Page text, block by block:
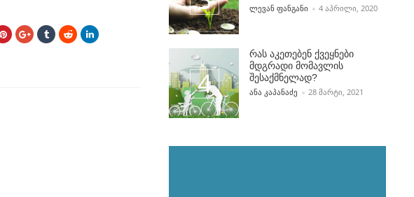
POSTED BY
ᲚᲔᲕᲐᲜ ᲤᲐᲜᲒᲐᲜᲘ 4 ᲐᲞᲠᲘᲚᲘ, 2020
რას აკეთებენ ქვეყნები
მდგრადი მომავლის
შესაქმნელად?
POSTED BY
ᲐᲜᲐ ᲙᲐᲞᲐᲜᲐᲫᲔ 28 ᲛᲐᲠᲢᲘ, 2021